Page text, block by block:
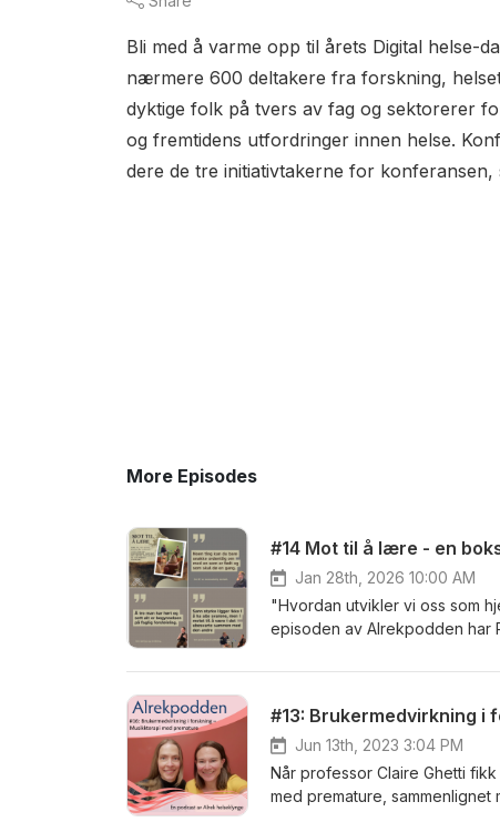
Bli med å varme opp til årets Digital helse-
nærmere 600 deltakere fra forskning,
dyktige folk på tvers av fag og sektorerer
og fremtidens utfordringer innen helse.
dere de tre initiativtakerne for
More Episodes
#14 Mot til å lære - en
Jan 28th, 2026 10:00 AM
"Hvordan utvikler vi oss som
episoden av Alrekpodden har
oss selv Forholdet mellom
psykolog og professor i
mindfulness, eksistensiell
formidlingsbøker om identitet,
professor og familieterapeut
#13: Brukermedvirkning i
Jun 13th, 2023 3:04 PM
Når professor Claire Ghetti
med premature,